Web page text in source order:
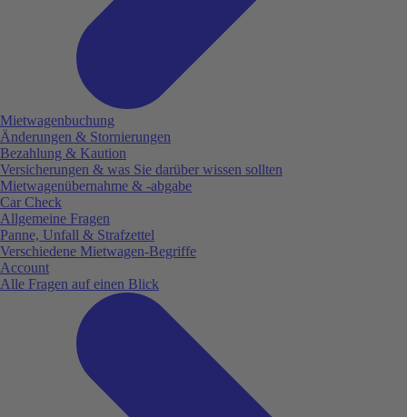
Mietwagenbuchung
Änderungen & Stornierungen
Bezahlung & Kaution
Versicherungen & was Sie darüber wissen sollten
Mietwagenübernahme & -abgabe
Car Check
Allgemeine Fragen
Panne, Unfall & Strafzettel
Verschiedene Mietwagen-Begriffe
Account
Alle Fragen auf einen Blick